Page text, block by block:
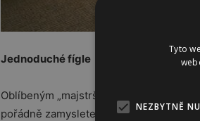
Jednoduché fígle
Oblíbeným „majstrštykem“ je
pořádně zamyslete, jestli je opravdu
Tyto
NEZBYTNĚ